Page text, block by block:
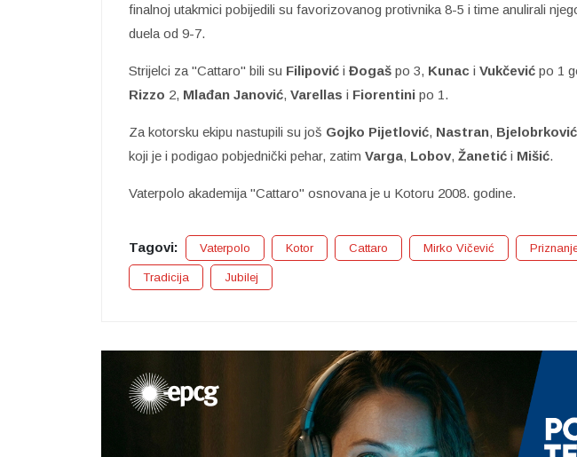
finalnoj utakmici pobijedili su favorizovanog protivnika 8-5 i time anulirali
duela od 9-7.
Strijelci za "Cattaro" bili su Filipović i Đogaš po 3, Kunac i Vukčević po 1
Rizzo 2, Mlađan Janović, Varellas i Fiorentini po 1.
Za kotorsku ekipu nastupili su još Gojko Pijetlović, Nastran, Bjelobrković
koji je i podigao pobjednički pehar, zatim Varga, Lobov, Žanetić i Mišić.
Vaterpolo akademija "Cattaro" osnovana je u Kotoru 2008. godine.
Tagovi: Vaterpolo Kotor Cattaro Mirko Vičević
Tradicija Jubilej